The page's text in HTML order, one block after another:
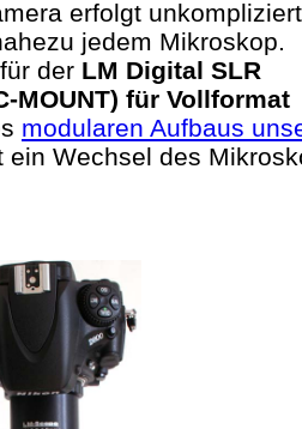
erfolgt unkompliziert
jedem Mikroskop.
der LM Digital SLR
MOUNT) für Vollformat
modularen Aufbaus
ein Wechsel des